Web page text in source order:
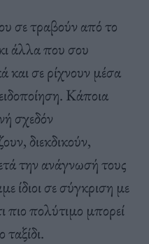
σε τραβούν από το
άλλα που σου
και σε ρίχνουν μέσα
Κάποια
σχεδόν
διεκδικούν,
την ανάγνωσή τους
ίδιοι σε σύγκριση με
πιο πολύτιμο μπορεί
ταξίδι.